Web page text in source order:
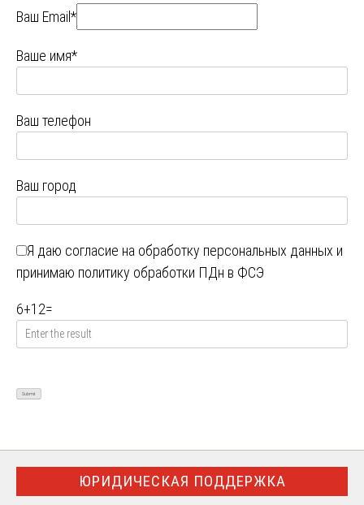
Ваш Email*
Ваше имя*
Ваш телефон
Ваш город
Я даю согласие на обработку персональных данных и
принимаю политику обработки ПДн в ФСЭ
6+12=
ЮРИДИЧЕСКАЯ ПОДДЕРЖКА